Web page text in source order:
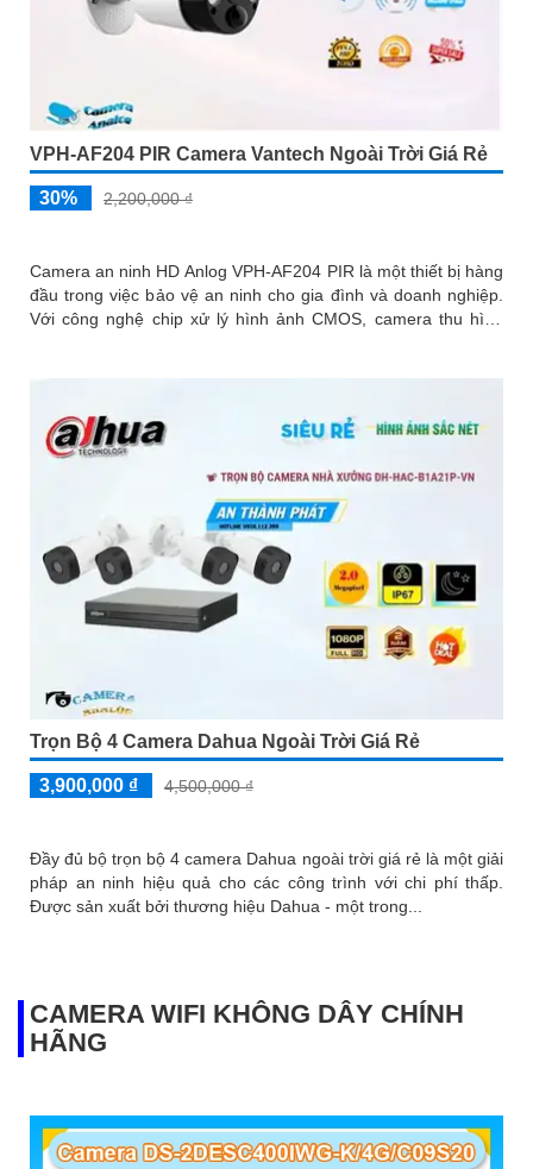
VPH-AF204 PIR Camera Vantech Ngoài Trời Giá Rẻ
30% 2,200,000 ₫
Camera an ninh HD Anlog VPH-AF204 PIR là một thiết bị hàng
đầu trong việc bảo vệ an ninh cho gia đình và doanh nghiệp.
Với công nghệ chip xử lý hình ảnh CMOS, camera thu hình
Trọn Bộ 4 Camera Dahua Ngoài Trời Giá Rẻ
3,900,000 ₫ 4,500,000 ₫
Đầy đủ bộ trọn bộ 4 camera Dahua ngoài trời giá rẻ là một giải
pháp an ninh hiệu quả cho các công trình với chi phí thấp.
Được sản xuất bởi thương hiệu Dahua - một trong...
CAMERA WIFI KHÔNG DÂY CHÍNH
HÃNG